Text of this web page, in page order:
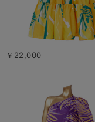
￥22,000